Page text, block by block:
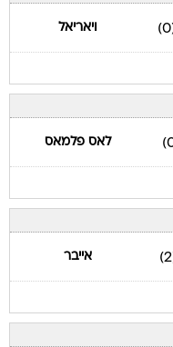
ויאריאל
לאס פלמאס
אייבר